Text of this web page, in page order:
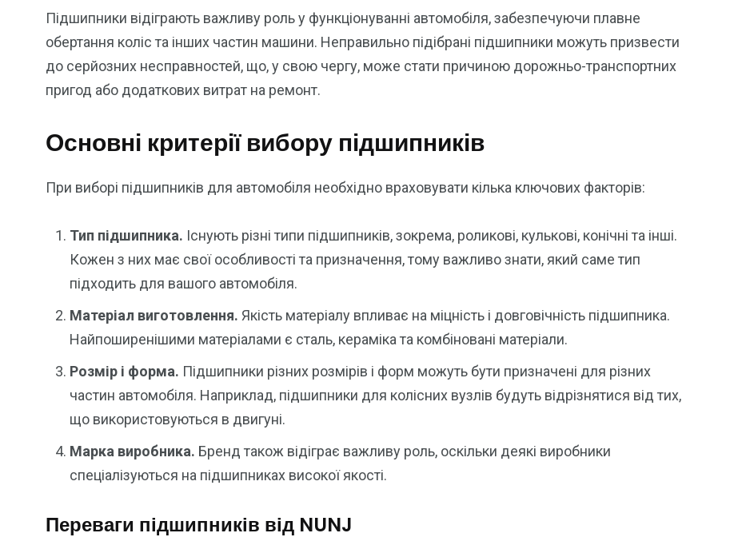
Підшипники відіграють важливу роль у функціонуванні автомобіля, забезпечуючи плавне
обертання коліс та інших частин машини. Неправильно підібрані підшипники можуть призвести
до серйозних несправностей, що, у свою чергу, може стати причиною дорожньо-транспортних
пригод або додаткових витрат на ремонт.
Основні критерії вибору підшипників
При виборі підшипників для автомобіля необхідно враховувати кілька ключових факторів:
Тип підшипника. Існують різні типи підшипників, зокрема, роликові, кулькові, конічні та інші.
Кожен з них має свої особливості та призначення, тому важливо знати, який саме тип
підходить для вашого автомобіля.
Матеріал виготовлення. Якість матеріалу впливає на міцність і довговічність підшипника.
Найпоширенішими матеріалами є сталь, кераміка та комбіновані матеріали.
Розмір і форма. Підшипники різних розмірів і форм можуть бути призначені для різних
частин автомобіля. Наприклад, підшипники для колісних вузлів будуть відрізнятися від тих,
що використовуються в двигуні.
Марка виробника. Бренд також відіграє важливу роль, оскільки деякі виробники
спеціалізуються на підшипниках високої якості.
Переваги підшипників від NUNJ